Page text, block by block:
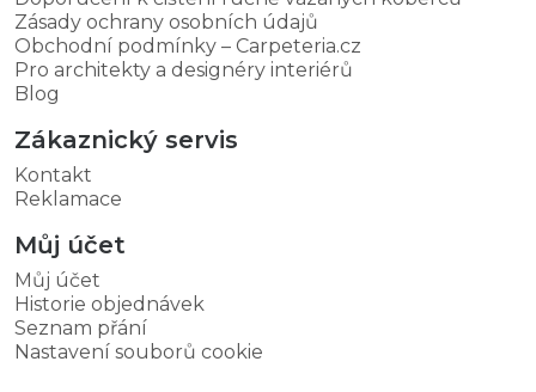
Zásady ochrany osobních údajů
Obchodní podmínky – Carpeteria.cz
Pro architekty a designéry interiérů
Blog
Zákaznický servis
Kontakt
Reklamace
Můj účet
Můj účet
Historie objednávek
Seznam přání
Nastavení souborů cookie